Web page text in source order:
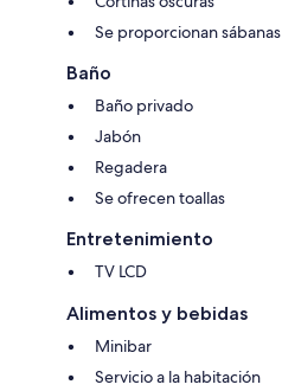
Se proporcionan sábanas
Baño
Baño privado
Jabón
Regadera
Se ofrecen toallas
Entretenimiento
TV LCD
Alimentos y bebidas
Minibar
Servicio a la habitación